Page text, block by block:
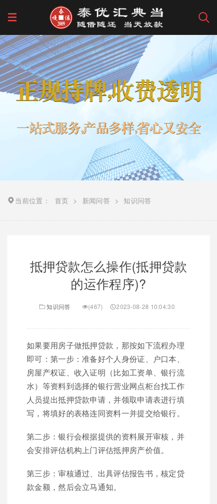
当前位置： 首页 > 新闻问答 > 知识问答
抵押贷款怎么操作(抵押贷款
的运作程序)?
知识问答 (467) 2023-08-28 10:04:30
如果要用房子做抵押贷款，那按如下流程办理
即可：第一步：准备好个人身份证、户口本、
房屋产权证、收入证明（比如工资单、银行流
水）等资料到选择的银行营业网点柜台找工作
人员提出抵押贷款申请，并领取申请表进行填
写，将填好的表格连同资料一并提交给银行。
第二步：银行会根据提供的资料展开审核，并
会安排评估机构上门评估抵押房产价值。
第三步：审核通过、出具评估报告书，核定贷
款金额，然后会立马通知。